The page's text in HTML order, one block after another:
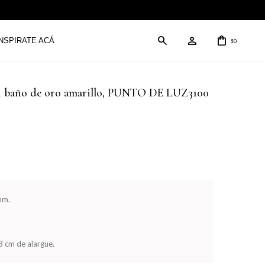
INSPIRATE ACÁ $0
baño de oro amarillo, PUNTO DE LUZ3100
cm de alargue.